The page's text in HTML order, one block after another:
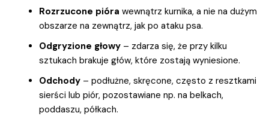
Rozrzucone pióra wewnątrz kurnika, a nie na dużym
obszarze na zewnątrz, jak po ataku psa.
Odgryzione głowy – zdarza się, że przy kilku
sztukach brakuje głów, które zostają wyniesione.
Odchody – podłużne, skręcone, często z resztkami
sierści lub piór, pozostawiane np. na belkach,
poddaszu, półkach.